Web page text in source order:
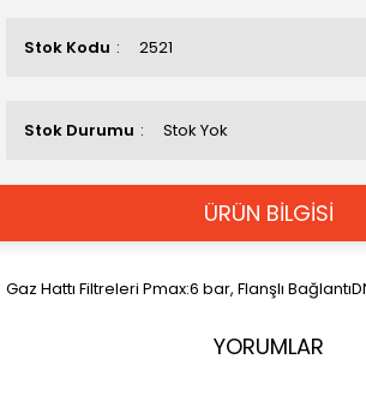
Stok Kodu 2521
Stok Durumu Stok Yok
ÜRÜN BİLGİSİ
Gaz Hattı Filtreleri Pmax:6 bar, Flanşlı
YORUMLAR